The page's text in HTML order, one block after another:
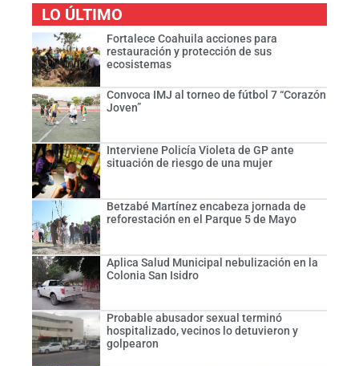
LO ÚLTIMO
Fortalece Coahuila acciones para
restauración y protección de sus
ecosistemas
Convoca IMJ al torneo de fútbol 7 “Corazón
Joven”
Interviene Policía Violeta de GP ante
situación de riesgo de una mujer
Betzabé Martínez encabeza jornada de
reforestación en el Parque 5 de Mayo
Aplica Salud Municipal nebulización en la
Colonia San Isidro
Probable abusador sexual terminó
hospitalizado, vecinos lo detuvieron y
golpearon